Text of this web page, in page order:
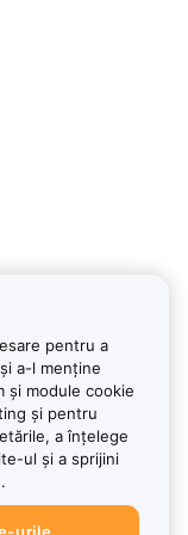
pentru a
a-l menține
și module cookie
și pentru
a înțelege
ul și a sprijini